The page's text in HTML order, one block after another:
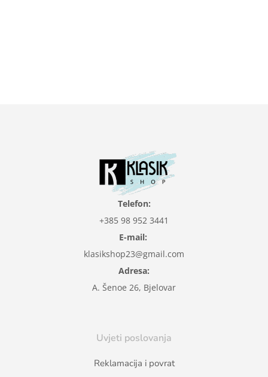
Telefon:
+385 98 952 3441
E-mail:
klasikshop23@gmail.com
Adresa:
A. Šenoe 26, Bjelovar
Uvjeti poslovanja
Reklamacija i povrat